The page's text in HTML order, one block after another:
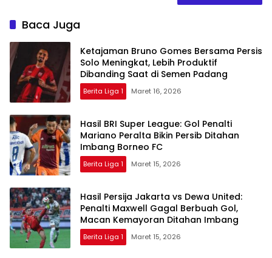
Baca Juga
Ketajaman Bruno Gomes Bersama Persis
Solo Meningkat, Lebih Produktif
Dibanding Saat di Semen Padang
Berita Liga 1 Maret 16, 2026
Hasil BRI Super League: Gol Penalti
Mariano Peralta Bikin Persib Ditahan
Imbang Borneo FC
Berita Liga 1 Maret 15, 2026
Hasil Persija Jakarta vs Dewa United:
Penalti Maxwell Gagal Berbuah Gol,
Macan Kemayoran Ditahan Imbang
Berita Liga 1 Maret 15, 2026